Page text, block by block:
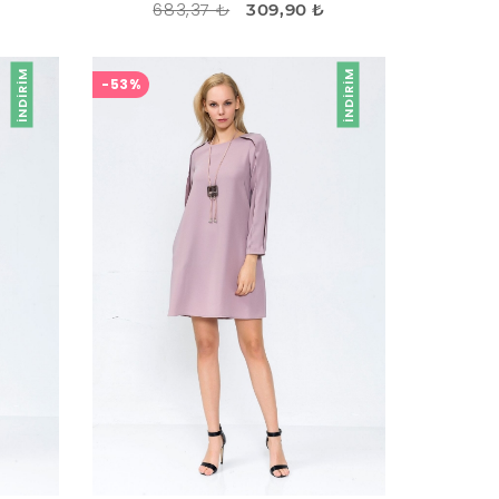
683,37 ₺ 309,90 ₺
İNDIRIM İNDIRIM
-53%